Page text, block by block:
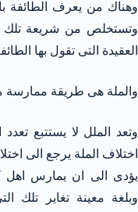
وهناك من يعرف الطائفة
وتستخلص من شريعة تلك
العقيدة التى تقول بها
والملة هى طريقة ممارسة
وتعد الملل لا يستتبع
اختلاف الملة يرجع الى
يؤدى الى ان يمارس اهل
وبلغة معينة تغاير تلك